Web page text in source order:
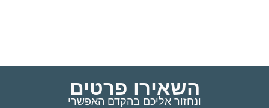
השאירו פרטים
ונחזור אליכם בהקדם האפשרי